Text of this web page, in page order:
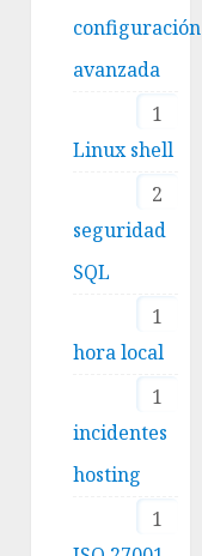
configuración
avanzada
1
Linux shell
2
seguridad
SQL
1
hora local
1
incidentes
hosting
1